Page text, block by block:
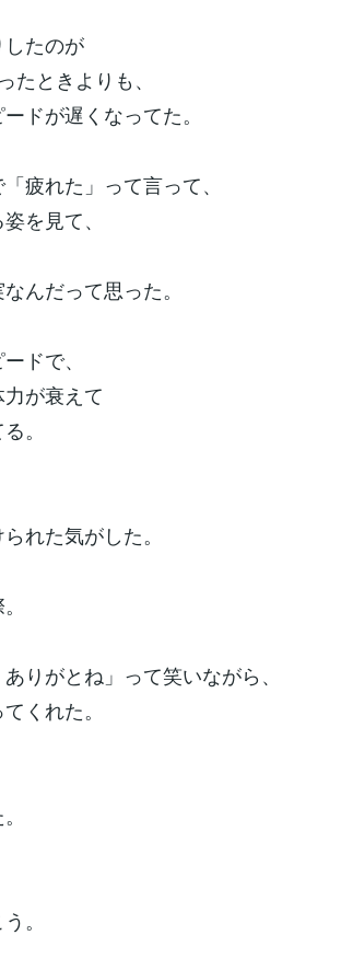
たのが
たときよりも、
ドが遅くなってた。
疲れた」って言って、
を見て、
んだって思った。
ドで、
が衰えて
。
れた気がした。
りがとね」って笑いながら、
くれた。
。